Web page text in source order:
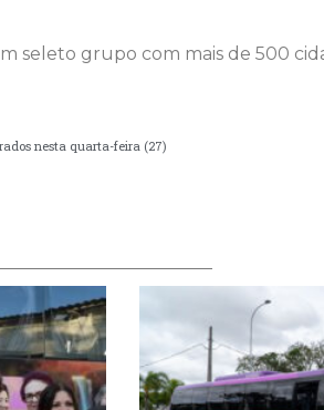
seleto grupo com mais de 500
nesta quarta-feira (27)